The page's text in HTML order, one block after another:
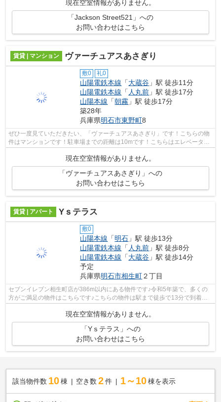
現在空室情報がありません。
「Jackson Street521」への
お問い合わせはこちら
賃貸 | マンション ヴァーチュアスあさぎり
敷0 礼0
山陽電鉄本線 「大蔵谷 」駅 徒歩11分
山陽電鉄本線 「 人丸前 」駅 徒歩17分
山陽本線 「朝霧 」駅 徒歩17分
築28年
兵庫県明石市東野町8
ぜひ一度見ていただきたい、「ヴァーチュアスあさぎり」です！こちらの物
件はマンションです！駐車場までの距離は10mです！こちらはエレベーター
現在空室情報がありません。
「ヴァーチュアスあさぎり」への
お問い合わせはこちら
賃貸 | アパート Yｓテラス
敷0
山陽本線 「明石 」駅 徒歩13分
山陽電鉄本線 「 人丸前 」駅 徒歩8分
山陽電鉄本線 「大蔵谷 」駅 徒歩14分
予定
兵庫県明石市相生町２丁目
セブンイレブン相生町店が386m以内にある物件です♪令和5年築で、多くの
方がご満足の物件はこちらです♪こちらの物件は駅まで徒歩で13分で到着し
ます♪こちらの物件はアパートです♪山陽本...
現在空室情報がありません。
「Yｓテラス」への
お問い合わせはこちら
該当物件数 10棟 空き数 2 件 1～10 棟を表示